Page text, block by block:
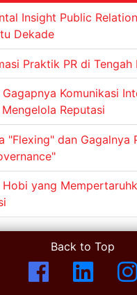
Insight Public
Dekade
Praktik PR di Tengah
Gagapnya Komunikasi
Mengelola Reputasi
"Flexing" dan Gagalnya
Hobi yang
Back to Top